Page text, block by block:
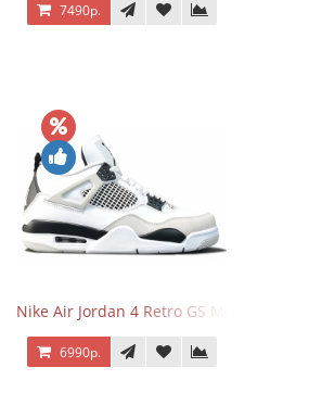
7490р.
Nike Air Jordan 4 Retro GS Military Black
6990р.